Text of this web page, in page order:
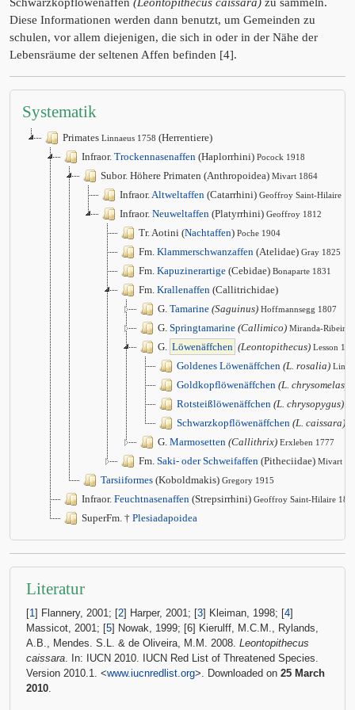
Diese Informationen werden dann benutzt, um Gemeinden zu
schulen, vor allem diejenigen, die sich in oder in der Nähe der
Lebensräume der seltenen Affen befinden [4].
Systematik
Primates Linnaeus 1758 (Herrentiere)
Infraor. Trockennasenaffen (Haplorrhini) Pocock 1918
Subor. Höhere Primaten (Anthropoidea) Mivart 1864
Infraor.Altweltaffen (Catarrhini) Geoffroy Saint-Hilaire
Infraor. Neuweltaffen (Platyrrhini) Geoffroy 1812
Tr. Aotini (Nachtaffen) Poche 1904
Fm. Klammerschwanzaffen (Atelidae) Gray 1825
Fm. Kapuzinerartige (Cebidae) Bonaparte 1831
Fm. Krallenaffen (Callitrichidae)
G. Tamarine (Saguinus) Hoffmannsegg 1807
G. Springtamarine (Callimico) Miranda-Ribeiro
G. Löwenäffchen (Leontopithecus) Lesson
Goldenes Löwenäffchen (L. rosalia)
Goldkopflöwenäffchen (L. chrysomelas)
Rotsteißlöwenäffchen (L. chrysopygus)
Schwarzkopflöwenäffchen (L. caissara)
G. Marmosetten (Callithrix) Erxleben 1777
Fm. Saki- oder Schweifaffen (Pitheciidae) Mivart
Tarsiiformes (Koboldmakis) Gregory 1915
Infraor. Feuchtnasenaffen (Strepsirrhini) Geoffroy Saint-Hilaire
SuperFm. † Plesiadapoidea
Literatur
[1] Flannery, 2001; [2] Harper, 2001; [3] Kleiman, 1998; [4]
Massicot, 2001; [5] Nowak, 1999; [6] Kierulff, M.C.M., Rylands,
A.B., Mendes. S.L. & de Oliveira, M.M. 2008. Leontopithecus
caissara. In: IUCN 2010. IUCN Red List of Threatened Species.
Version 2010.1. <www.iucnredlist.org>. Downloaded on 25 March
2010.